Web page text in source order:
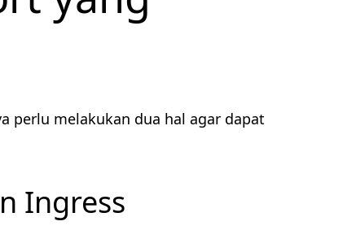
perlu melakukan dua hal agar dapat
Ingress